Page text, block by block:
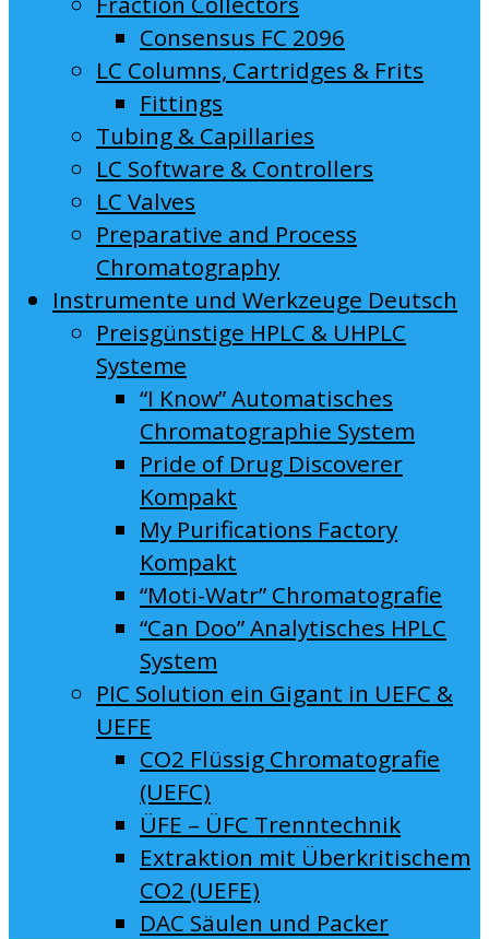
Consensus FC 2096
LC Columns, Cartridges & Frits
Fittings
Tubing & Capillaries
LC Software & Controllers
LC Valves
Preparative and Process
Chromatography
Instrumente und Werkzeuge Deutsch
Preisgünstige HPLC & UHPLC
Systeme
“I Know” Automatisches
Chromatographie System
Pride of Drug Discoverer
Kompakt
My Purifications Factory
Kompakt
“Moti-Watr” Chromatografie
“Can Doo” Analytisches HPLC
System
PIC Solution ein Gigant in UEFC &
UEFE
CO2 Flüssig Chromatografie
(UEFC)
ÜFE – ÜFC Trenntechnik
Extraktion mit Überkritischem
CO2 (UEFE)
DAC Säulen und Packer